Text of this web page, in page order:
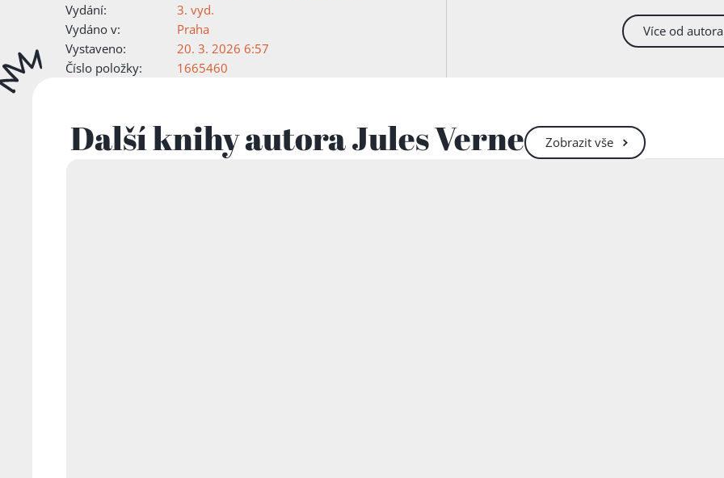
Vydání:
3. vyd.
Vydáno v:
Praha
Vystaveno:
20. 3. 2026 6:57
Číslo položky:
1665460
pocházela z
a tři sestry: Annu , Mathildu a Marii . V
semináři Saint-
Kněz v roce 1839
věku jedenácti let
Více od autora
Další knihy autora Jules Verne Zobrazit vše